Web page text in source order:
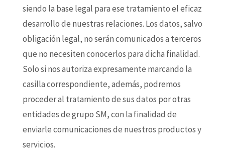
siendo la base legal para ese tratamiento el eficaz
desarrollo de nuestras relaciones. Los datos, salvo
obligación legal, no serán comunicados a terceros
que no necesiten conocerlos para dicha finalidad.
Solo si nos autoriza expresamente marcando la
casilla correspondiente, además, podremos
proceder al tratamiento de sus datos por otras
entidades de grupo SM, con la finalidad de
enviarle comunicaciones de nuestros productos y
servicios.